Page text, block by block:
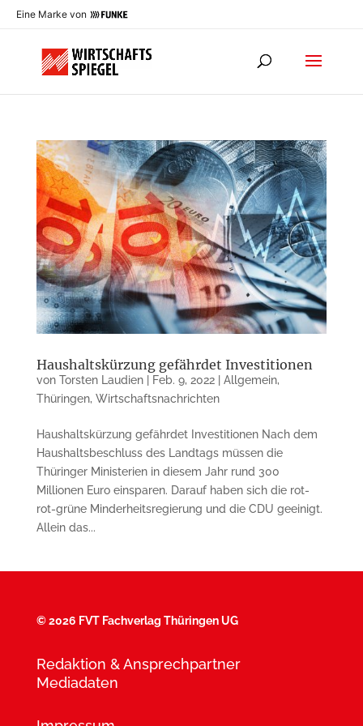
Eine Marke von
Haushaltskürzung gefährdet Investitionen
von Torsten Laudien| Feb. 9, 2022| Allgemein,
Thüringen, Wirtschaftsnachrichten
Haushaltskürzung gefährdet Investitionen Nach dem
Haushaltsbeschluss des Landtags müssen die
Thüringer Ministerien in diesem Jahr rund 300
Millionen Euro einsparen. Darauf haben sich die rot-
rot-grüne Minderheitsregierung und die CDU geeinigt.
Allein das...
©2026 FVT Fachverlag Thüringen UG
Redaktion & Ansprechpartner
Mediadaten